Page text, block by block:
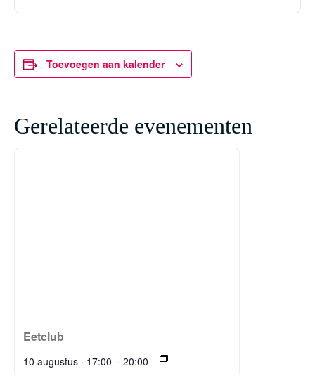
Toevoegen aan kalender
Gerelateerde evenementen
Eetclub
10 augustus · 17:00 – 20:00